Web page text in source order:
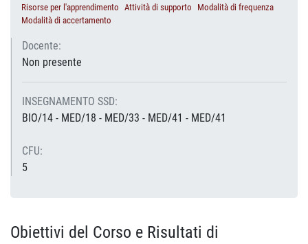
Risorse per l'apprendimento Attività di supporto
Modalità di frequenza
Modalità di accertamento
Docente:
Non presente
INSEGNAMENTO SSD:
BIO/14 - MED/18 - MED/33 - MED/41 - MED/41
CFU:
5
Obiettivi del Corso e Risultati di